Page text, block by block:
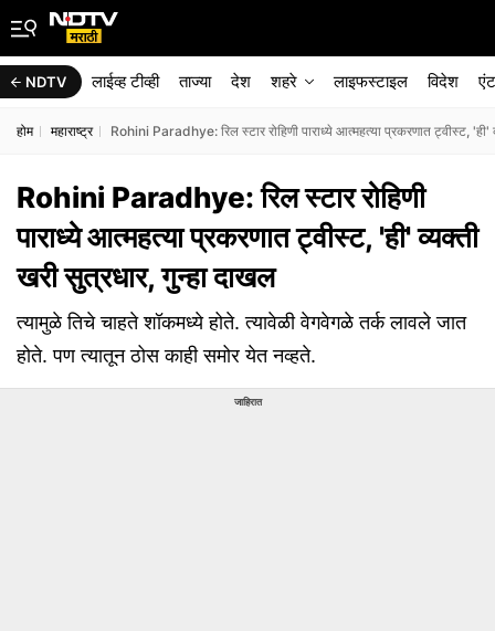
NDTV लाईव्ह टीव्ही ताज्या देश शहरे लाइफस्टाइल विदेश
होम महाराष्ट्र Rohini Paradhye: रिल स्टार रोहिणी पाराध्ये आत्महत्या प्रकरणात ट्वीस्ट, 'ही'
Rohini Paradhye: रिल स्टार रोहिणी
पाराध्ये आत्महत्या प्रकरणात ट्वीस्ट, 'ही' व्यक्ती
खरी सुत्रधार, गुन्हा दाखल
त्यामुळे तिचे चाहते शॉकमध्ये होते. त्यावेळी वेगवेगळे तर्क लावले जात
होते. पण त्यातून ठोस काही समोर येत नव्हते.
जाहिरात